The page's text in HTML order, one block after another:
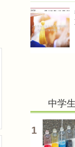
中学